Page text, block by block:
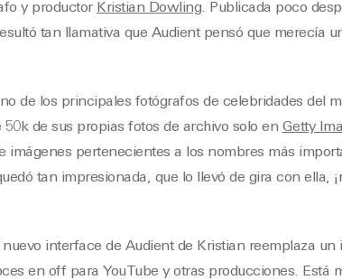
y productor Kristian Dowling. Publicada poco
tan llamativa que Audient pensó que merecía
de los principales fotógrafos de celebridades del
de sus propias fotos de archivo solo en Getty
imágenes pertenecientes a los nombres más
tan impresionada, que lo llevó de gira con ella,
interface de Audient de Kristian reemplaza un
en off para YouTube y otras producciones. Está